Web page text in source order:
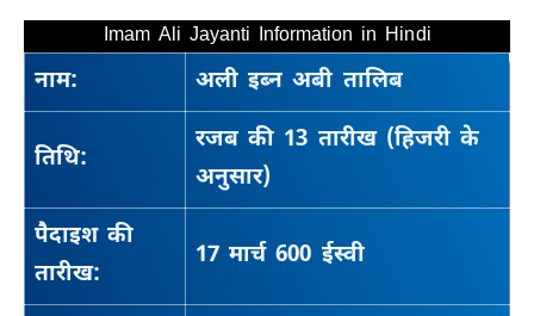
Imam Ali Jayanti Information in Hindi
नाम: अली इब्न अबी तालिब
तिथि:
रजब की 13 तारीख (हिजरी के
अनुसार)
पैदाइश की
तारीख:
17 मार्च 600 ईस्वी